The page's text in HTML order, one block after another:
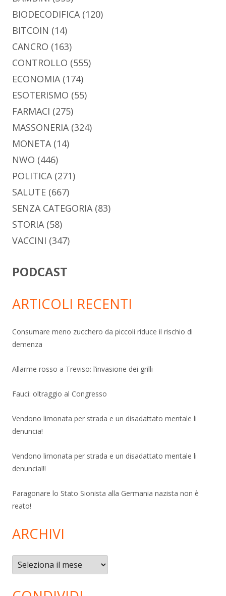
BIODECODIFICA(120)
BITCOIN (14)
CANCRO (163)
CONTROLLO (555)
ECONOMIA(174)
ESOTERISMO (55)
FARMACI (275)
MASSONERIA(324)
MONETA(14)
NWO (446)
POLITICA(271)
SALUTE (667)
SENZA CATEGORIA(83)
STORIA(58)
VACCINI (347)
PODCAST
ARTICOLI RECENTI
Consumare meno zucchero da piccoli riduce il rischio di
demenza
Allarme rosso a Treviso: l’invasione dei grilli
Fauci: oltraggio al Congresso
Vendono limonata per strada e un disadattato mentale li
denuncia!
Vendono limonata per strada e un disadattato mentale li
denuncia!!!
Paragonare lo Stato Sionista alla Germania nazista non è
reato!
ARCHIVI
Archivi